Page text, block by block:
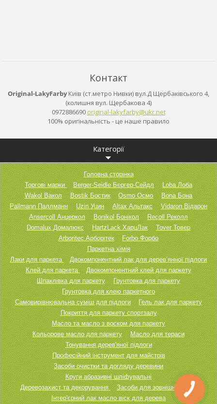
Контакт
Original-LakyFarby Київ (ст.метро Нивки) вул.Д Щербаківського 4,
(колишня вул. Щербакова 4)
0972886690 original-lakyfarby@ukr.net
100% оригінальність - це наше правило
Категорії
Головна сторінка
Торгові марки
Berger-Seidle Бергер-Сейдл
Loba Лоба
Wakol Вакол
Bostik Бостик Osmo Осмо
Bona Бона
Pallmann Паллманн
Uzin Уцин Altax Альтакс
Vidaron Відарон
Ansercoll Анцеркол
Bonikol Бонікол
Recoll Реколл
Domalux Домалюкс
HartzLack ХарцЛак
Tover Товер
Arboritec Арборітек
Forbo Форбо
Паркетна хімія
Лаки для паркета
Двокомпонентний лак для дерев’янної підлоги
Клей для паркета
Двокомпонентний клей для паркету
Шпаклівка для паркету
Грунтовка для паркету
Грунтовка для клею паркетного
Самовирівнювальна суміш для підлоги
Гель лак для паркету
Покриття для паркету спортзалу
Масло та масло з воском для паркету
Кольорове масло для паркету
Масло для тераси
Тонування дерев'яної підлоги
Професійний інструмент для майстрів
Засоби очистки та догляду деревини
Круги абразивні шліфувальні
Деревозахист та декорування
Засоби для зовнішніх робіт
Інтер'єрний лак масло віск для дерева
КНОПКА
ЗВ'ЯЗКУ